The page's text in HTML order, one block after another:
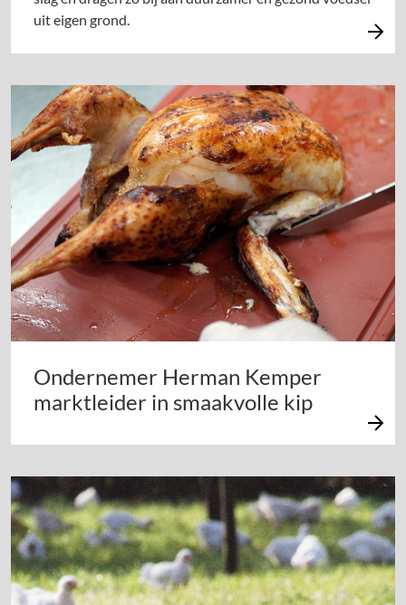
uit eigen grond.
Ondernemer Herman Kemper
marktleider in smaakvolle kip